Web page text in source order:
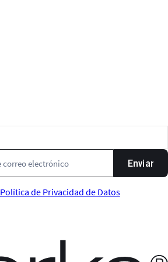
Enviar
Política de Privacidad de Datos